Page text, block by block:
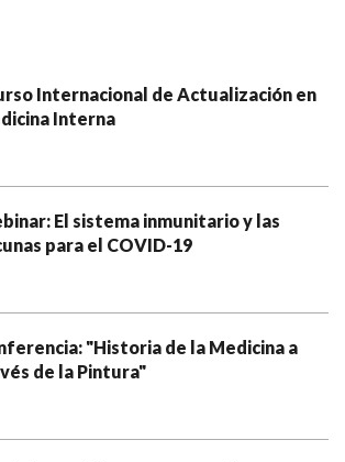
Internacional de Actualización en
Interna
El sistema inmunitario y las
para el COVID-19
"Historia de la Medicina a
de la Pintura"